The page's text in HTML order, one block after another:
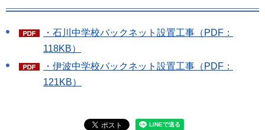
・石川中学校バックネット設置工事（PDF：
118KB）
・伊波中学校バックネット設置工事（PDF：
121KB）